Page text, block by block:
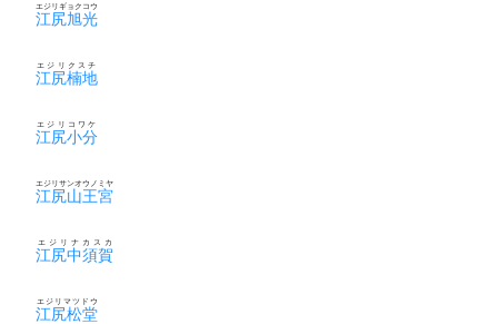
江尻旭光
エジリギョクコウ
江尻楠地
エジリクスチ
江尻小分
エジリコワケ
江尻山王宮
エジリサンオウノミヤ
江尻中須賀
エジリナカスカ
江尻松堂
エジリマツドウ